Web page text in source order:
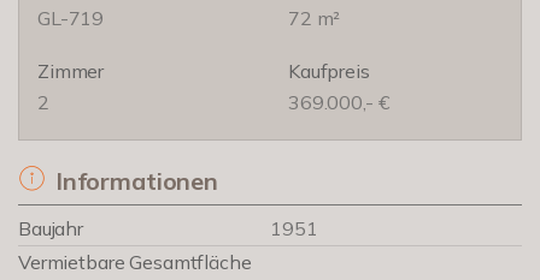
GL-719
72 m²
Zimmer
2
Kaufpreis
369.000,- €
Informationen
Baujahr
1951
Vermietbare Gesamtfläche